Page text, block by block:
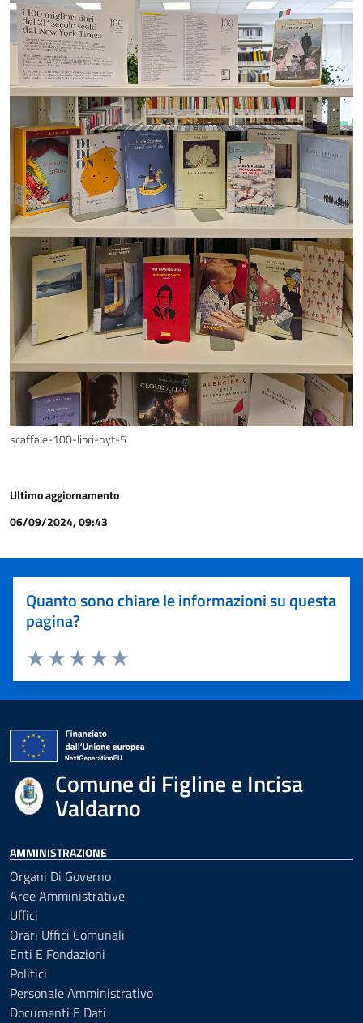
scaffale-100-libri-nyt-5
Ultimo aggiornamento
06/09/2024, 09:43
Quanto sono chiare le informazioni su questa
pagina?
Valuta 5 stelle su 5
Valuta 4 stelle su 5
Valuta 3 stelle su 5
Valuta 2 stelle su 5
Valuta 1 stelle su 5
Comune di Figline e Incisa
Valdarno
AMMINISTRAZIONE
Organi Di Governo
Aree Amministrative
Uffici
Orari Uffici Comunali
Enti E Fondazioni
Politici
Personale Amministrativo
Documenti E Dati